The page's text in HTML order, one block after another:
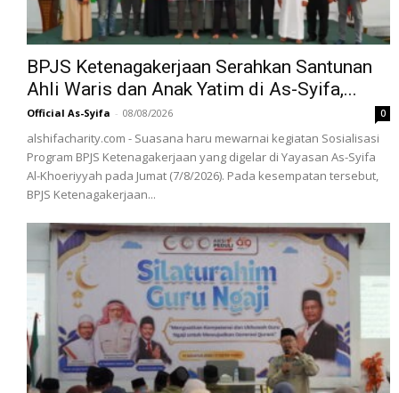
BPJS Ketenagakerjaan Serahkan Santunan
Ahli Waris dan Anak Yatim di As-Syifa,...
Official As-Syifa - 08/08/2026 0
alshifacharity.com - Suasana haru mewarnai kegiatan Sosialisasi
Program BPJS Ketenagakerjaan yang digelar di Yayasan As-Syifa
Al-Khoeriyyah pada Jumat (7/8/2026). Pada kesempatan tersebut,
BPJS Ketenagakerjaan...